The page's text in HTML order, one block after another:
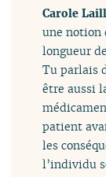
Carole
une notion
longueur
Tu parlais
être aussi
patient
les
l’individu